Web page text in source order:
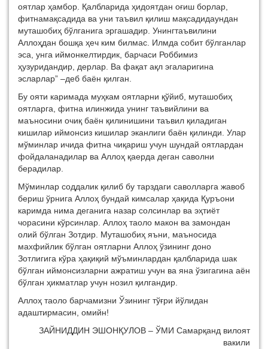
оятлар ҳамбор. Қалбларида ҳидоятдан оғиш борлар
фитнамақсадида ва уни таъвил қилиш мақсадидаундан
муташобиҳ бўлганига эргашадир Унингтаъвилини
Аллоҳдан бошқа ҳеч ким билмас Илмда собит бўлганлар
эса унга иймонкелтирдик барчаси Роббимиз
ҳузуридандир дерлар Ва фақат ақл эгаларигина
эсларлар” –деб баён қилган.
Бу ояти каримада муҳкам оятларни қўйиб, муташобиҳ
оятларга, фитна илинжида унинг таъвийлини ва
маъносини очиқ баён қилинишини таъвил қиладиган
кишилар иймонсиз кишилар эканлиги баён қилинди. Улар
мўминлар ичида фитна чиқариш учун шундай оятлардан
фойдаланадилар ва Аллоҳ қаерда деган саволни
берадилар.
Мўминлар соддалик қилиб бу тарздаги саволларга жавоб
бериш ўрнига Аллоҳ бундай кимсалар ҳақида Қуръони
каримда нима деганига назар солсинлар ва эҳтиёт
чорасини кўрсинлар. Аллоҳ таоло макон ва замондан
олий бўлган Зотдир. Муташобиҳ яъни
маъносида
махфийлик бўлган оятларни Аллоҳ ўзининг доно
Зотлигига кўра ҳақиқий мўъминлардан қалбларида шак
бўлган иймонсизларни ажратиш учун ва яна ўзигагина аён
бўлган ҳикматлар учун нозил қилгандир.
Аллоҳ таоло барчамизни Ўзининг тўғри йўлидан
адаштирмасин, омийн!
ЗАЙНИДДИН ЭШОНҚУЛОВ – ЎМИ Самарқанд вилоят
вакили